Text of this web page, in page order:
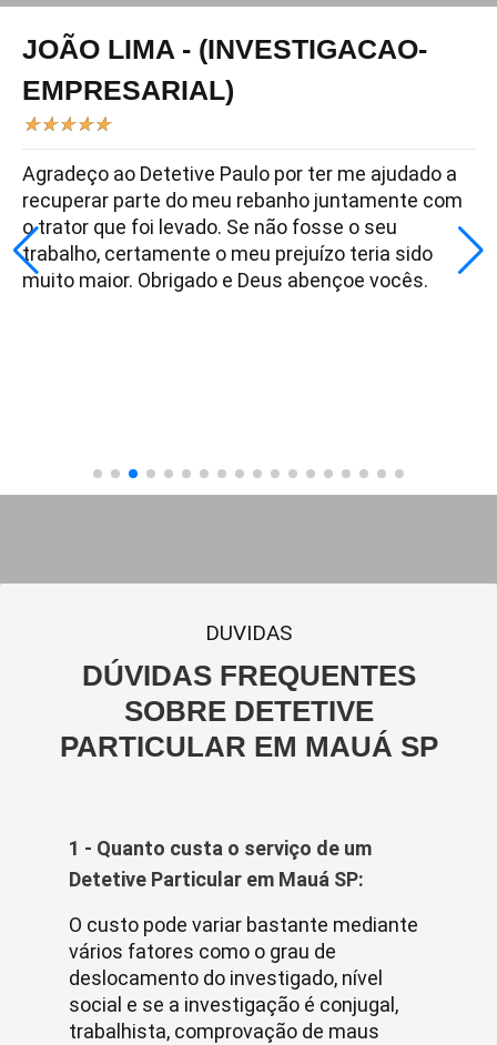
JOÃO LIMA - (INVESTIGACAO-
EMPRESARIAL)
★★★★★
Agradeço ao Detetive Paulo por ter me ajudado a
recuperar parte do meu rebanho juntamente com
o trator que foi levado. Se não fosse o seu
trabalho, certamente o meu prejuízo teria sido
muito maior. Obrigado e Deus abençoe vocês.
DUVIDAS
DÚVIDAS FREQUENTES
SOBRE DETETIVE
PARTICULAR EM MAUÁ SP
1 - Quanto custa o serviço de um
Detetive Particular em Mauá SP:
O custo pode variar bastante mediante
vários fatores como o grau de
deslocamento do investigado, nível
social e se a investigação é conjugal,
trabalhista, comprovação de maus